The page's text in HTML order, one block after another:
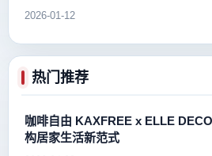
2026-01-12
热门推荐
咖啡自由 KAXFREE x ELLE
构居家生活新范式